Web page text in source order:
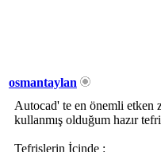
osmantaylan
Autocad' te en önemli etken
kullanmış olduğum hazır
Tefrişlerin İçinde :